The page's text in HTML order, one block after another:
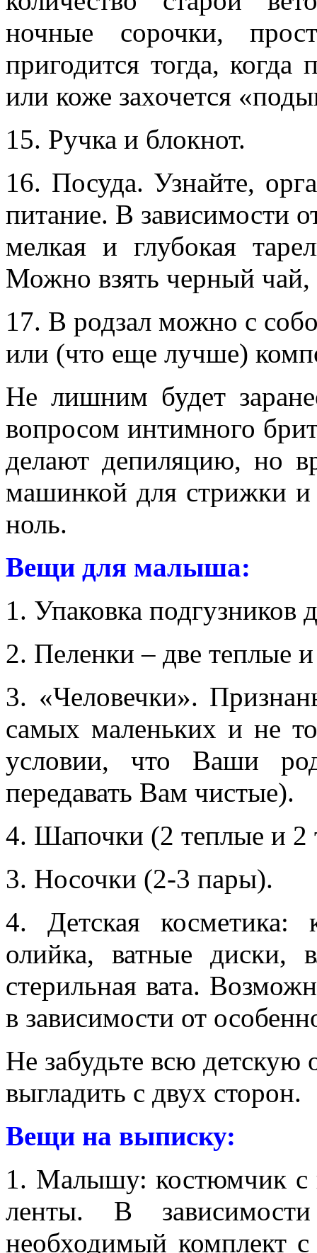
ночные сорочки,
пригодится тогда, когда
или коже захочется
15. Ручка и блокнот.
16. Посуда. Узнайте,
питание. В зависимости
мелкая и глубокая
Можно взять черный чай,
17. В родзал можно с
или (что еще лучше)
Не лишним будет
вопросом интимного
делают депиляцию, но
машинкой для стрижки
ноль.
Вещи для малыша:
1. Упаковка
2. Пеленки – две теплые
3. «Человечки».
самых маленьких и не
условии, что Ваши
передавать Вам чистые).
4. Шапочки (2 теплые и 2
3. Носочки (2-3 пары).
4. Детская косметика:
олийка, ватные диски,
стерильная вата.
в зависимости от
Не забудьте всю детскую
выгладить с двух сторон.
Вещи на выписку:
1. Малышу: костюмчик с
ленты. В
необходимый комплект